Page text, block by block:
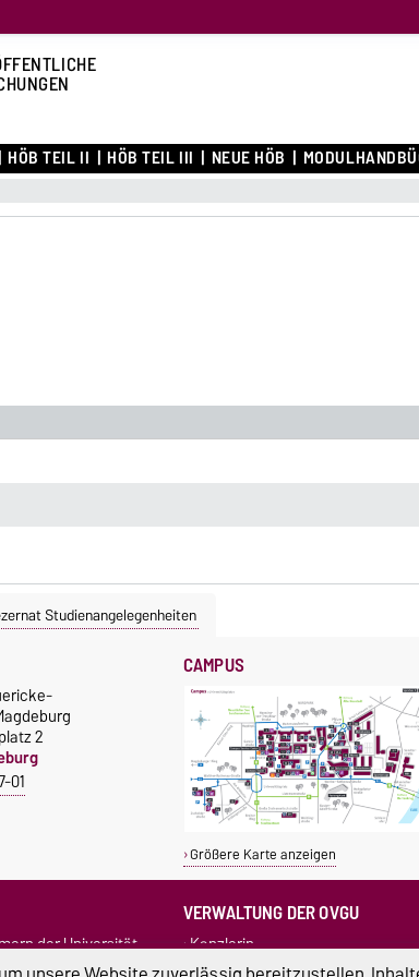
HÖB TEIL II HÖB TEIL III NEUE HÖB
Studienangelegenheiten
2
01
CAMPUS
Größere Karte anzeigen
der Universität
+49 391 67-54444
VERWALTUNG DER OVGU
Kanzlerin
Rechtsstelle